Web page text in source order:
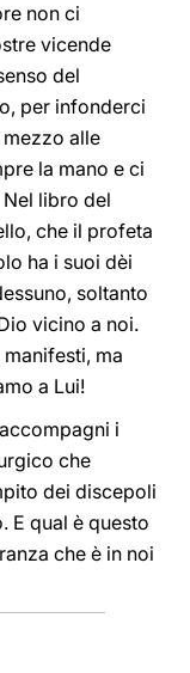
non ci
vicende
del
per infonderci
alle
la mano e ci
libro del
che il profeta
ha i suoi dèi
soltanto
vicino a noi.
ma
a Lui!
i
che
dei discepoli
E qual è questo
che è in noi